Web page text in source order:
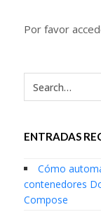
Por favor
ENTRADAS
Cómo
contenedores
Compose